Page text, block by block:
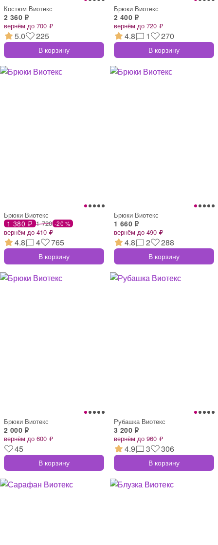
Костюм Виотекс
2 360 ₽
вернём до 700 ₽
5.0 225
В корзину
Брюки Виотекс
2 400 ₽
вернём до 720 ₽
4.8 1 270
В корзину
Брюки Виотекс
1 380 ₽ 1 720 -20 %
вернём до 410 ₽
4.8 4 765
В корзину
Брюки Виотекс
1 660 ₽
вернём до 490 ₽
4.8 2 288
В корзину
Брюки Виотекс
2 000 ₽
вернём до 600 ₽
45
В корзину
Рубашка Виотекс
3 200 ₽
вернём до 960 ₽
4.9 3 306
В корзину